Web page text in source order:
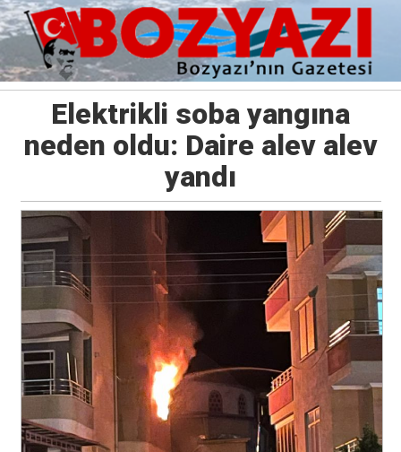
Elektrikli soba yangına
neden oldu: Daire alev alev
yandı